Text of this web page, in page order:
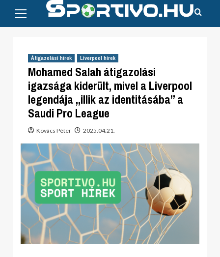
content
Menu
Átigazolási hírek Liverpool hírek
Mohamed Salah átigazolási
igazsága kiderült, mivel a Liverpool
legendája „illik az identitásába” a
Saudi Pro League
Kovács Péter 2025.04.21.